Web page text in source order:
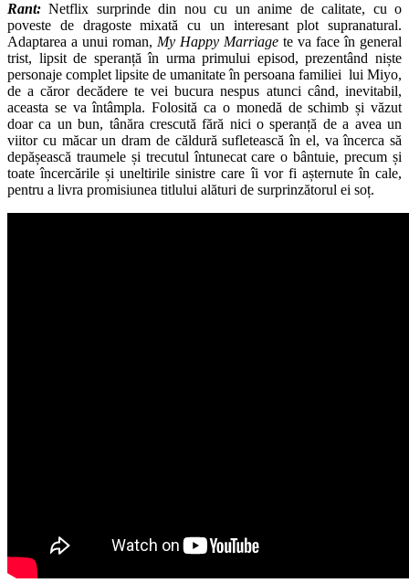
Rant: Netflix surprinde din nou cu un anime de calitate, cu o
poveste de dragoste mixată cu un interesant plot supranatural.
Adaptarea a unui roman, My Happy Marriage te va face în general
trist, lipsit de speranță în urma primului episod, prezentând niște
personaje complet lipsite de umanitate în persoana familiei lui Miyo,
de a căror decădere te vei bucura nespus atunci când, inevitabil,
aceasta se va întâmpla. Folosită ca o monedă de schimb și văzut
doar ca un bun, tânăra crescută fără nici o speranță de a avea un
viitor cu măcar un dram de căldură sufletească în el, va încerca să
depășească traumele și trecutul întunecat care o bântuie, precum și
toate încercările și uneltirile sinistre care îi vor fi așternute în cale,
pentru a livra promisiunea titlului alături de surprinzătorul ei soț.